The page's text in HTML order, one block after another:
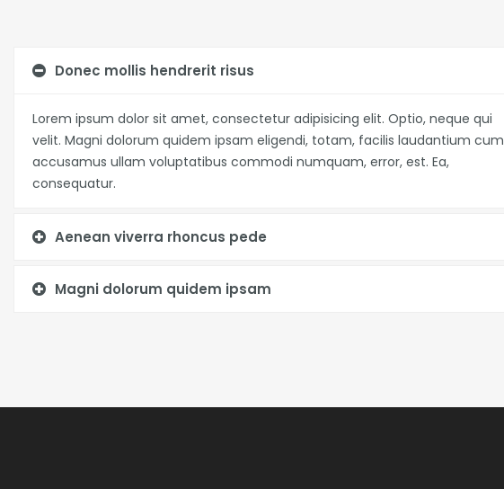
Donec mollis hendrerit risus
Lorem ipsum dolor sit amet, consectetur adipisicing elit. Optio, neque qui
velit. Magni dolorum quidem ipsam eligendi, totam, facilis laudantium cum
accusamus ullam voluptatibus commodi numquam, error, est. Ea,
consequatur.
Aenean viverra rhoncus pede
Magni dolorum quidem ipsam